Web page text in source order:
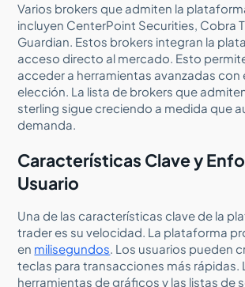
Varios brokers que admiten la
incluyen CenterPoint Securities, Cobra
Guardian. Estos brokers integran la
acceso directo al mercado. Esto
acceder a herramientas avanzadas con
elección. La lista de brokers que
sterling sigue creciendo a medida que
demanda.
Características Clave y
Usuario
Una de las características clave de la
trader es su velocidad. La plataforma
en milisegundos. Los usuarios pueden
teclas para transacciones más rápidas.
herramientas de gráficos y las listas de